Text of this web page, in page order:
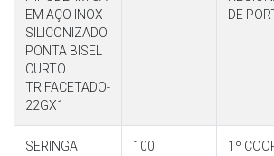
EM AÇO INOX
SILICONIZADO
PONTA BISEL
CURTO
TRIFACETADO-
22GX1
DE
SERINGA
100
1º